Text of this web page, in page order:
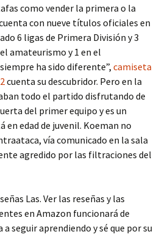
como vender la primera o la
con nueve títulos oficiales en
6 ligas de Primera División y 3
amateurismo y 1 en el
ha sido diferente”, camiseta
cuenta su descubridor. Pero en la
todo el partido disfrutando de
del primer equipo y es un
en edad de juvenil. Koeman no
vía comunicado en la sala
agredido por las filtraciones del
Las. Ver las reseñas y las
en Amazon funcionará de
seguir aprendiendo y sé que por su